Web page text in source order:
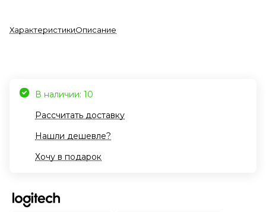
ХарактеристикиОписание
В наличии: 10
Рассчитать доставку
Нашли дешевле?
Хочу в подарок